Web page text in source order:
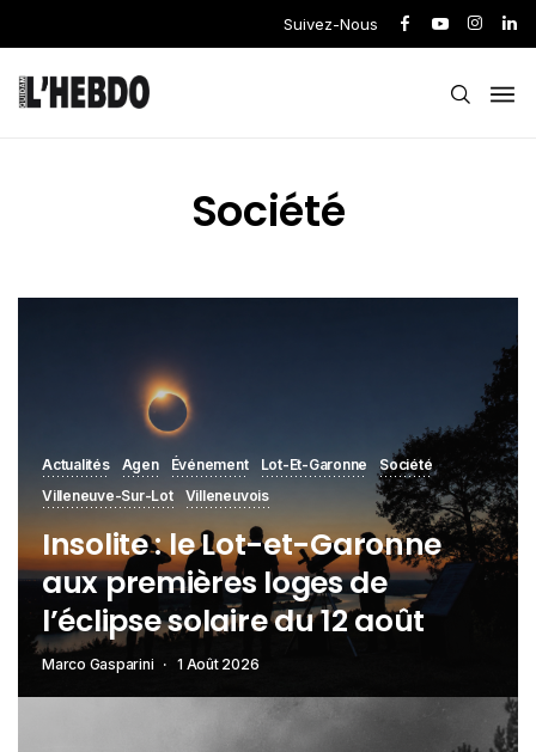
Suivez-Nous
Société
Actualités Agen Événement Lot-Et-Garonne
Société
Villeneuve-Sur-Lot
Villeneuvois
Insolite : le Lot-et-Garonne
aux premières loges de
l’éclipse solaire du 12 août
Marco Gasparini 1 Août 2026